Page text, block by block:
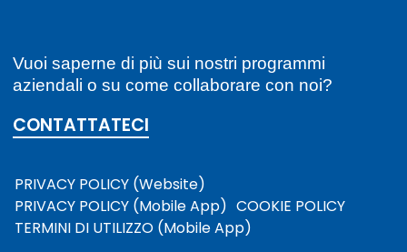
Vuoi saperne di più sui nostri programmi
aziendali o su come collaborare con noi?
CONTATTATECI
PRIVACY POLICY (Website)
PRIVACY POLICY (Mobile App) COOKIE POLICY
TERMINI DI UTILIZZO (Mobile App)